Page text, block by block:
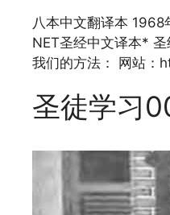
RSS FEED
EMBED
八本中文翻译本
NET圣经中文译本*
我们的方法： 网站
圣徒学习